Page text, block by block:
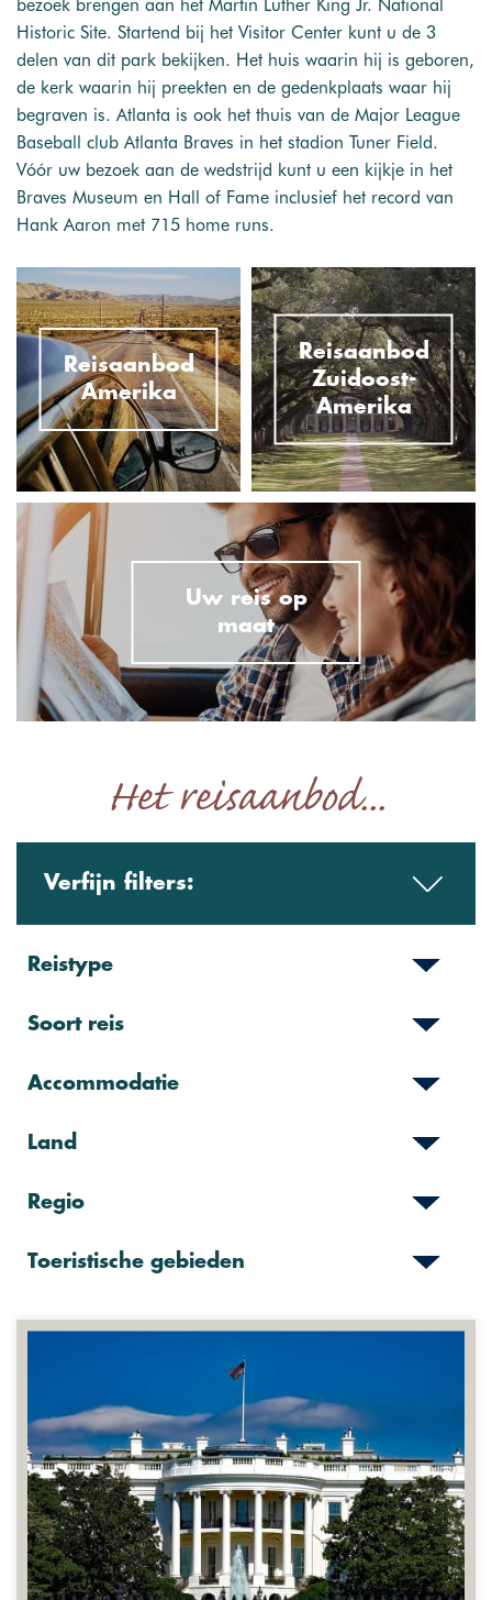
bezoek brengen aan het Martin Luther King Jr. National
Historic Site. Startend bij het Visitor Center kunt u de 3
delen van dit park bekijken. Het huis waarin hij is geboren,
de kerk waarin hij preekten en de gedenkplaats waar hij
begraven is. Atlanta is ook het thuis van de Major League
Baseball club Atlanta Braves in het stadion Tuner Field.
Vóór uw bezoek aan de wedstrijd kunt u een kijkje in het
Braves Museum en Hall of Fame inclusief het record van
Hank Aaron met 715 home runs.
Reisaanbod
Amerika
Reisaanbod
Zuidoost-
Amerika
Uw reis op
maat
Het reisaanbod...
Verfijn filters:
Reistype
Soort reis
Accommodatie
Land
Regio
Toeristische gebieden